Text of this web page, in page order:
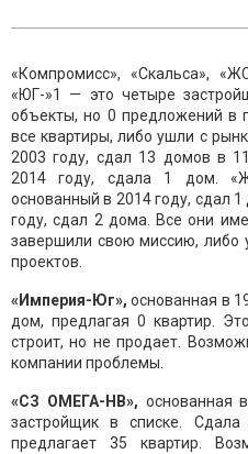
«Компромисс», «Скальса»,
«ЮГ-»1 — это четыре
объекты, но 0 предложений в
все квартиры, либо ушли с
2003 году, сдал 13 домов в
2014 году, сдала 1 дом.
основанный в 2014 году, сдал
году, сдал 2 дома. Все они
завершили свою миссию, либо
проектов.
«Империя-Юг», основанная в
дом, предлагая 0 квартир.
строит, но не продает.
компании проблемы.
«СЗ ОМЕГА-НВ», основанная
застройщик в списке.
предлагает 35 квартир.